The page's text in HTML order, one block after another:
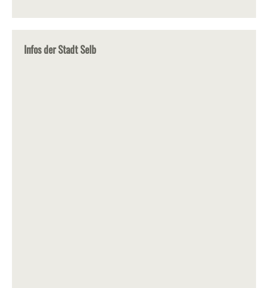
Infos der Stadt Selb